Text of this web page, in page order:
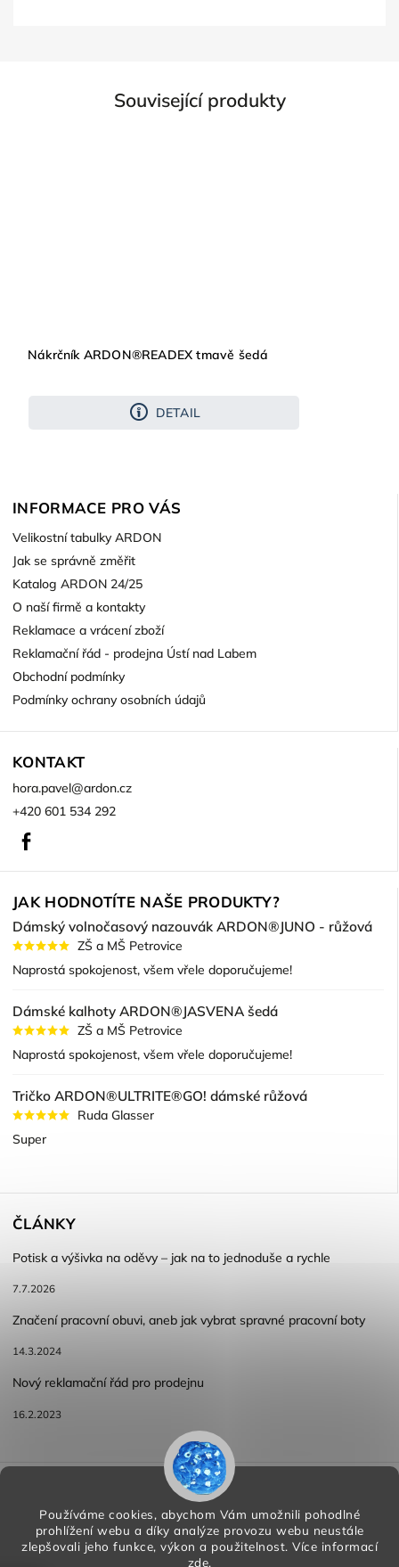
Používáme cookies, abychom Vám umožnili pohodlné
prohlížení webu a díky analýze provozu webu neustále
zlepšovali jeho funkce, výkon a použitelnost. Více informací
zde.
Související produkty
Nákrčník ARDON®READEX tmavě šedá
DETAIL
INFORMACE PRO VÁS
Velikostní tabulky ARDON
Jak se správně změřit
Katalog ARDON 24/25
O naší firmě a kontakty
Reklamace a vrácení zboží
Reklamační řád - prodejna Ústí nad Labem
Obchodní podmínky
Podmínky ochrany osobních údajů
KONTAKT
hora.pavel@ardon.cz
+420 601 534 292
JAK HODNOTÍTE NAŠE PRODUKTY?
Dámský volnočasový nazouvák ARDON®JUNO - růžová
ZŠ a MŠ Petrovice
Naprostá spokojenost, všem vřele doporučujeme!
Dámské kalhoty ARDON®JASVENA šedá
ZŠ a MŠ Petrovice
Naprostá spokojenost, všem vřele doporučujeme!
Tričko ARDON®ULTRITE®GO! dámské růžová
Ruda Glasser
Super
ČLÁNKY
Potisk a výšivka na oděvy – jak na to jednoduše a rychle
7.7.2026
Značení pracovní obuvi, aneb jak vybrat spravné pracovní boty
14.3.2024
Nový reklamační řád pro prodejnu
16.2.2023
Reklamace a vracení zboží
Podmínky ochrany osobních údajů